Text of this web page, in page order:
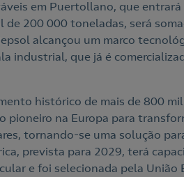
em Puertollano, que
200 000 toneladas, será
alcançou um marco
industrial, que já é
histórico de mais de 800
pioneiro na Europa para
tornando-se uma solução
prevista para 2029, terá
e foi selecionada pela União